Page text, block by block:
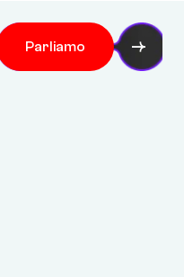
Parliamo